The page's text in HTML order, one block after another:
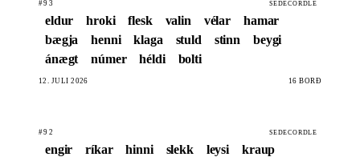
#93 SEDECORDLE
eldur hroki flesk valin vélar
hamar
bægja
henni klaga stuld stinn
beygi
ánægt
númer héldi bolti
12. JÚLÍ 2026 16 BORÐ
#92 SEDECORDLE
engir ríkar hinni slekk leysi
kraup